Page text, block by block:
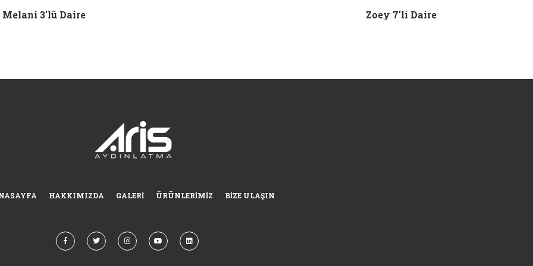
Melani 3'lü Daire Zoey 7'li Daire
HAKKIMIZDA GALERI ÜRÜNLERIMIZ BIZE ULAŞIN